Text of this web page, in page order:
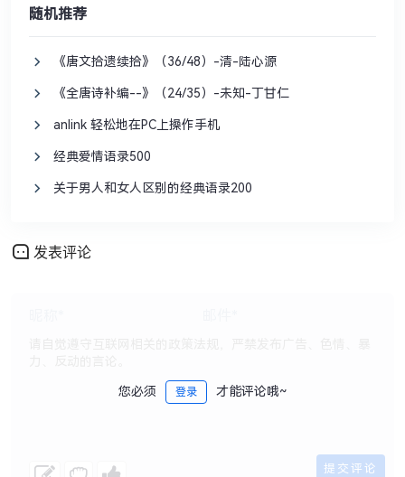
随机推荐
《唐文拾遗续拾》（36/48）-清-陆心源
《全唐诗补编--》（24/35）-未知-丁甘仁
anlink 轻松地在PC上操作手机
经典爱情语录500
关于男人和女人区别的经典语录200
发表评论
您必须 登录 才能评论哦~